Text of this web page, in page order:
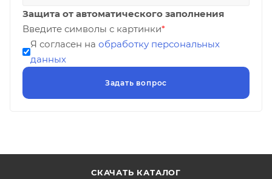
Защита от автоматического заполнения
Введите символы с картинки*
Я согласен на обработку персональных
данных
СКАЧАТЬ КАТАЛОГ